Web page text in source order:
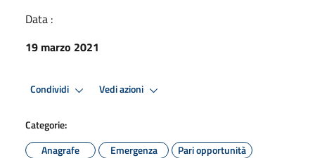
Data :
19 marzo 2021
Condividi Vedi azioni
Categorie:
Anagrafe
Emergenza
Pari opportunità